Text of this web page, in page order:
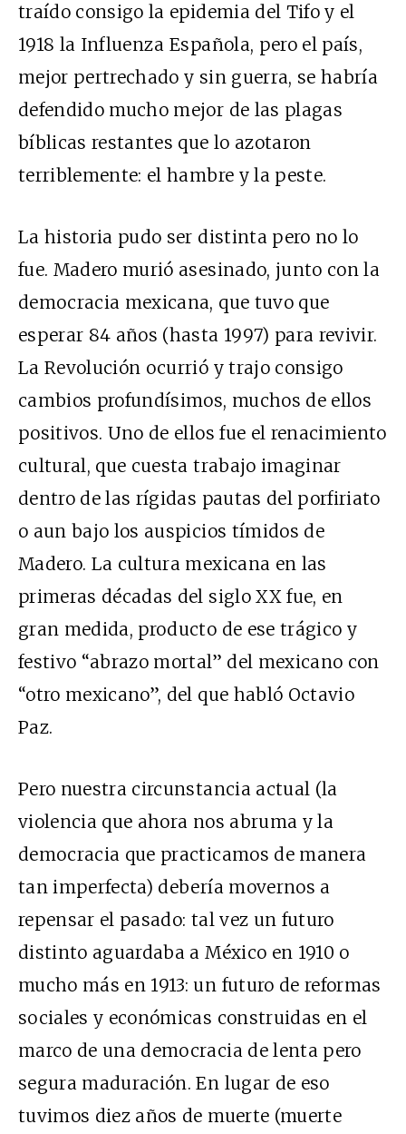
traído consigo la epidemia del Tifo y el
1918 la Influenza Española, pero el país,
mejor pertrechado y sin guerra, se habría
defendido mucho mejor de las plagas
bíblicas restantes que lo azotaron
terriblemente: el hambre y la peste.
La historia pudo ser distinta pero no lo
fue. Madero murió asesinado, junto con la
democracia mexicana, que tuvo que
esperar 84 años (hasta 1997) para revivir.
La Revolución ocurrió y trajo consigo
cambios profundísimos, muchos de ellos
positivos. Uno de ellos fue el renacimiento
cultural, que cuesta trabajo imaginar
dentro de las rígidas pautas del porfiriato
o aun bajo los auspicios tímidos de
Madero. La cultura mexicana en las
primeras décadas del siglo XX fue, en
gran medida, producto de ese trágico y
festivo “abrazo mortal” del mexicano con
“otro mexicano”, del que habló Octavio
Paz.
Pero nuestra circunstancia actual (la
violencia que ahora nos abruma y la
democracia que practicamos de manera
tan imperfecta) debería movernos a
repensar el pasado: tal vez un futuro
distinto aguardaba a México en 1910 o
mucho más en 1913: un futuro de reformas
sociales y económicas construidas en el
marco de una democracia de lenta pero
segura maduración. En lugar de eso
tuvimos diez años de muerte (muerte